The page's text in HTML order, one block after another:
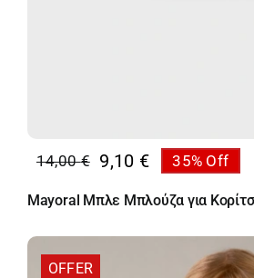
14,00€
Original
price
was:
14,00 €.
9,10 €
Η
τρέχουσα
τιμή
είναι:
9,10 €.
35% Off
Mayoral Μπλε Μπλούζα για
OFFER